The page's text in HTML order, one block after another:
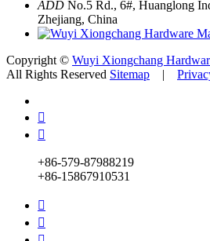
ADD No.5 Rd., 6#, Huanglong
Zhejiang, China
Copyright © Wuyi Xiongchang
All Rights Reserved Sitemap |


+86-579-87988219
+86-15867910531

